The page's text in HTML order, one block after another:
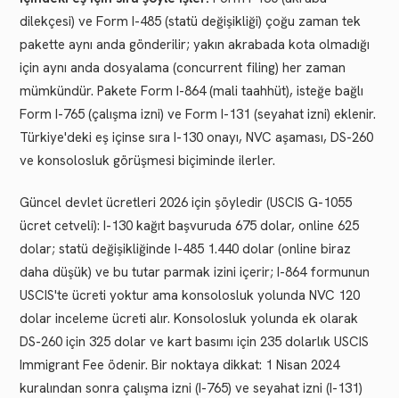
dilekçesi) ve Form I-485 (statü değişikliği) çoğu zaman tek
pakette aynı anda gönderilir; yakın akrabada kota olmadığı
için aynı anda dosyalama (concurrent filing) her zaman
mümkündür. Pakete Form I-864 (mali taahhüt), isteğe bağlı
Form I-765 (çalışma izni) ve Form I-131 (seyahat izni) eklenir.
Türkiye'deki eş içinse sıra I-130 onayı, NVC aşaması, DS-260
ve konsolosluk görüşmesi biçiminde ilerler.
Güncel devlet ücretleri 2026 için şöyledir (USCIS G-1055
ücret cetveli): I-130 kağıt başvuruda 675 dolar, online 625
dolar; statü değişikliğinde I-485 1.440 dolar (online biraz
daha düşük) ve bu tutar parmak izini içerir; I-864 formunun
USCIS'te ücreti yoktur ama konsolosluk yolunda NVC 120
dolar inceleme ücreti alır. Konsolosluk yolunda ek olarak
DS-260 için 325 dolar ve kart basımı için 235 dolarlık USCIS
Immigrant Fee ödenir. Bir noktaya dikkat: 1 Nisan 2024
kuralından sonra çalışma izni (I-765) ve seyahat izni (I-131)